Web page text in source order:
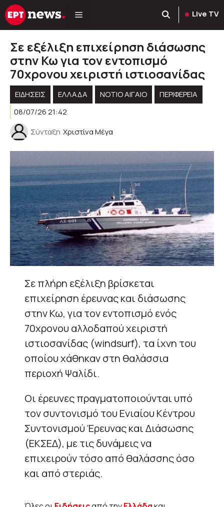
Μετάβαση
σε
Live TV
Σε εξέλιξη επιχείρηση διάσωσης
στην Κω για τον εντοπισμό
70χρονου χειριστή ιστιοσανίδας
ΕΙΔΗΣΕΙΣ ΕΛΛΑΔΑ ΝΟΤΙΟ ΑΙΓΑΙΟ
ΠΕΡΙΦΈΡΕΙΑ
08/07/26 21:42
Σύνταξη Χριστίνα Μέγα
Σε πλήρη εξέλιξη βρίσκεται
επιχείρηση έρευνας και διάσωσης
στην Κω, για τον εντοπισμό ενός
70χρονου αλλοδαπού χειριστή
ιστιοσανίδας (windsurf), τα ίχνη του
οποίου χάθηκαν στη θαλάσσια
περιοχή Ψαλίδι.
Οι έρευνες πραγματοποιούνται υπό
τον συντονισμό του Ενιαίου Κέντρου
Συντονισμού Έρευνας και Διάσωσης
(ΕΚΣΕΔ), με τις δυνάμεις να
επιχειρούν τόσο από θαλάσσης όσο
και από στεριάς.